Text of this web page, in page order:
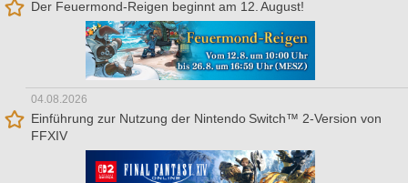
Der Feuermond-Reigen beginnt am 12. August!
04.08.2026
Einführung zur Nutzung der Nintendo Switch™ 2-Version von
FFXIV